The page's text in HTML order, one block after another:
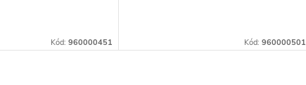
Kód:960000451 Kód: 960000501